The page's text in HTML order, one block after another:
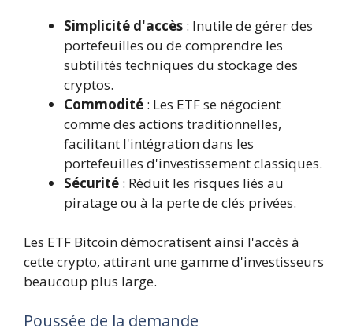
Simplicité d'accès : Inutile de gérer des
portefeuilles ou de comprendre les
subtilités techniques du stockage des
cryptos.
Commodité : Les ETF se négocient
comme des actions traditionnelles,
facilitant l'intégration dans les
portefeuilles d'investissement classiques.
Sécurité : Réduit les risques liés au
piratage ou à la perte de clés privées.
Les ETF Bitcoin démocratisent ainsi l'accès à
cette crypto, attirant une gamme d'investisseurs
beaucoup plus large.
Poussée de la demande